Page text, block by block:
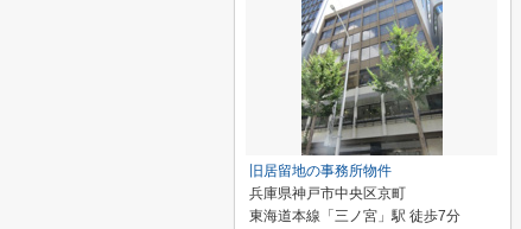
旧居留地の事務所物件
兵庫県神戸市中央区京町
東海道本線「三ノ宮」駅 徒歩7分